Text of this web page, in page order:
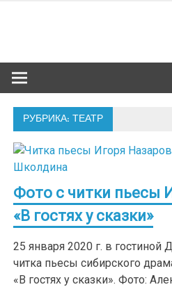
РУБРИКА: ТЕАТР
Фото с читки пьесы
«В гостях у сказки»
25 января 2020 г. в гостиной
читка пьесы сибирского
«В гостях у сказки». Фото: